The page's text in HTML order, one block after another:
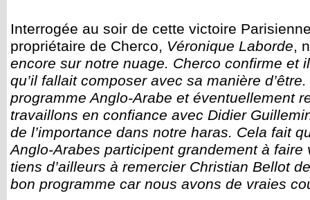
Interrogée au soir de cette victoire
propriétaire de Cherco, Véronique Laborde,
encore sur notre nuage. Cherco confirme et
qu’il fallait composer avec sa manière
programme Anglo-Arabe et éventuellement
travaillons en confiance avec Didier
de l’importance dans notre haras. Cela fait
Anglo-Arabes participent grandement à
tiens d’ailleurs à remercier Christian Bellot
bon programme car nous avons de vraies